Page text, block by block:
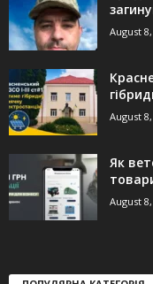
August
August
Як
August